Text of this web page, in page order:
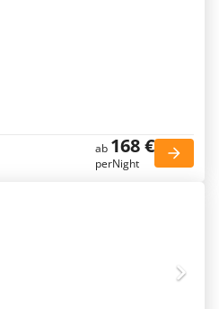
ab 168 €
perNight